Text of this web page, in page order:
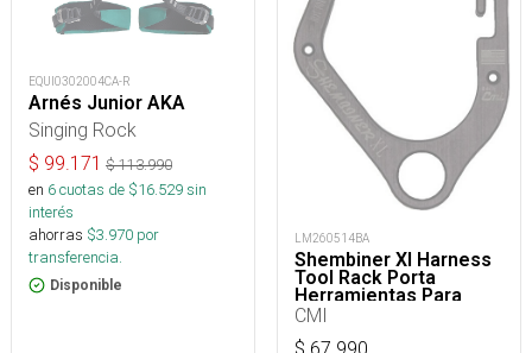
EQUI0302004CA-R
Arnés Junior AKA
Singing Rock
$ 99.171 $113.990
en 6cuotas de $16.529sin
interés
ahorras $3.970 por
transferencia.
Disponible
LM260514BA
Shembiner Xl Harness
Tool Rack Porta
Herramientas Para
Arnés
CMI